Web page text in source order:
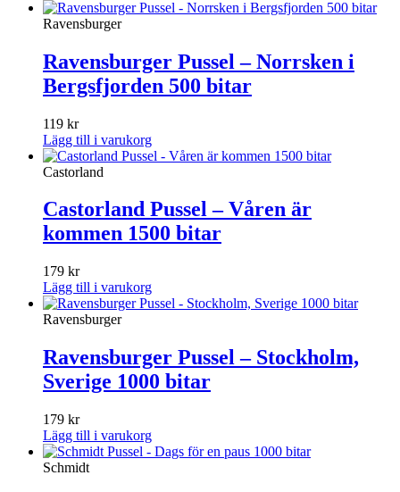
Ravensburger
Ravensburger Pussel – Norrsken i
Bergsfjorden 500 bitar
119 kr
Lägg till i varukorg
Castorland
Castorland Pussel – Våren är
kommen 1500 bitar
179 kr
Lägg till i varukorg
Ravensburger
Ravensburger Pussel – Stockholm,
Sverige 1000 bitar
179 kr
Lägg till i varukorg
Schmidt